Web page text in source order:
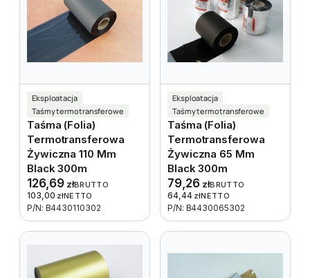
Eksploatacja
Taśmy termotransferowe
Taśma (folia)
Termotransferowa
Żywiczna 110 Mm
Black 300m
126,69 złBRUTTO
103,00 złNETTO
P/N: B4430110302
Eksploatacja
Taśmy termotransferowe
Taśma (folia)
Termotransferowa
Żywiczna 65 Mm
Black 300m
79,26 złBRUTTO
64,44 złNETTO
P/N: B4430065302